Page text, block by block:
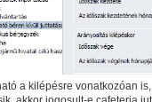
a kilépésre vonatkozóan